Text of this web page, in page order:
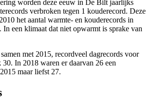
worden deze eeuw in De Bilt jaarlijks
verbroken tegen 1 kouderecord. Deze
het aantal warmte- en kouderecords in
een klimaat dat niet opwarmt is sprake van
met 2015, recordveel dagrecords voor
30. In 2018 waren er daarvan 26 een
maar liefst 27.